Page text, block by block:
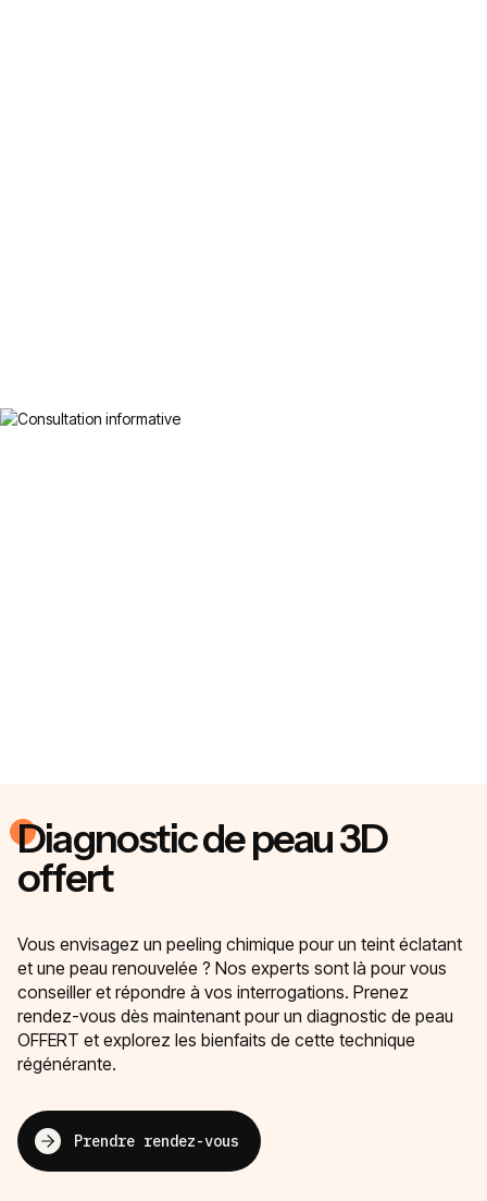
Diagnostic de peau 3D
offert
Vous envisagez un peeling chimique pour un teint éclatant
et une peau renouvelée ? Nos experts sont là pour vous
conseiller et répondre à vos interrogations. Prenez
rendez-vous dès maintenant pour un diagnostic de peau
OFFERT et explorez les bienfaits de cette technique
régénérante.
Prendre rendez-vous